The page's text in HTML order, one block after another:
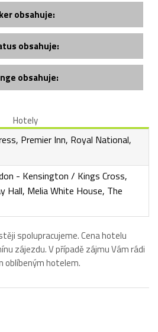
obsahuje:
obsahuje:
obsahuje:
Hotely
Premier Inn, Royal National,
- Kensington / Kings Cross,
Hall, Melia White House, The
spolupracujeme. Cena hotelu
zájezdu. V případě zájmu Vám rádi
oblíbeným hotelem.